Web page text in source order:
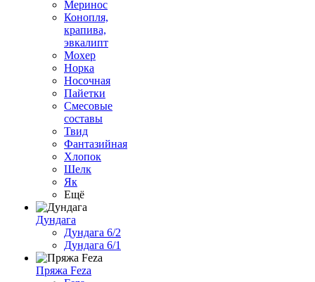
Меринос
Конопля,
крапива,
эвкалипт
Мохер
Норка
Носочная
Пайетки
Смесовые
составы
Твид
Фантазийная
Хлопок
Шелк
Як
Ещё
Дундага
Дундага 6/2
Дундага 6/1
Пряжа Feza